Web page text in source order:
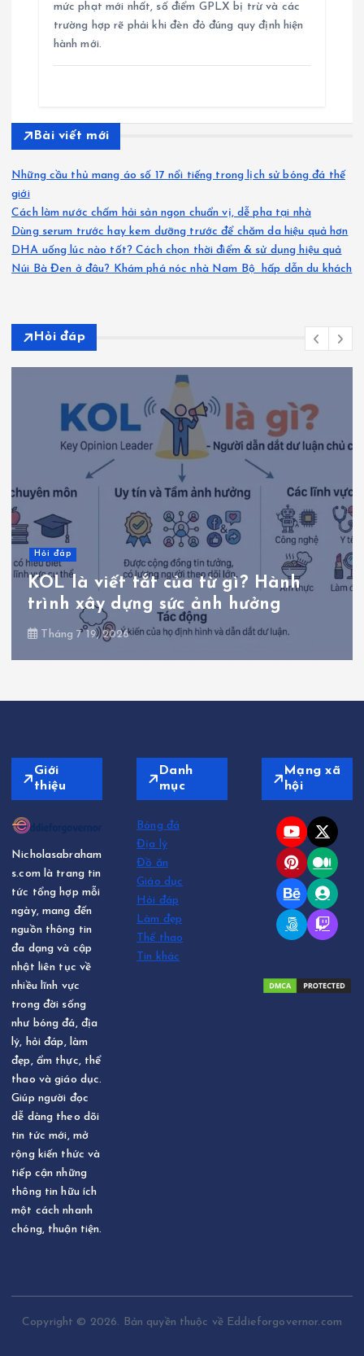
mức phạt mới nhất, số điểm GPLX bị trừ và các
trường hợp rẽ phải khi đèn đỏ đúng quy định hiện
hành mới.
Bài viết mới
Những cầu thủ mang áo số 17 nổi tiếng trong lịch sử bóng đá thế
giới
Cách làm nước chấm hải sản ngon chuẩn vị, dễ pha tại nhà
Dùng serum trước hay kem dưỡng trước để chăm da hiệu quả hơn
DHA uống lúc nào tốt? Cách chọn thời điểm & sử dụng hiệu quả
Núi Bà Đen ở đâu? Khám phá nóc nhà Nam Bộ hấp dẫn du khách
Hỏi đáp
Hỏi đáp
Bé 10kg uống thuốc hạ sốt bao
nhiêu mg là đúng?
Tháng 6 30, 2026
Giới
thiệu
Nicholasabraham
s.com là trang tin
tức tổng hợp mỗi
ngày, mang đến
nguồn thông tin
đa dạng và cập
nhật liên tục về
nhiều lĩnh vực
trong đời sống
như bóng đá, địa
lý, hỏi đáp, làm
đẹp, ẩm thực, thể
thao và giáo dục.
Giúp người đọc
dễ dàng theo dõi
tin tức mới, mở
rộng kiến thức và
tiếp cận những
thông tin hữu ích
một cách nhanh
chóng, thuận tiện.
Danh
mục
Bóng đá
Địa lý
Đồ ăn
Giáo dục
Hỏi đáp
Làm đẹp
Thể thao
Tin khác
Mạng xã
hội
Copyright © 2026. Bản quyền thuộc về Eddieforgovernor.com